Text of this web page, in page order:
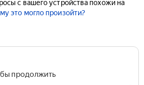
с вашего устройства похожи на
это могло произойти?
продолжить